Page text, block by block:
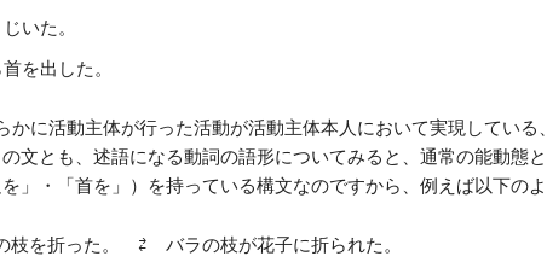
いた。
を出した。
かに活動主体が行った活動が活動主体本人において実現してい
文とも、述語になる動詞の語形についてみると、通常の能動態
」・「首を」）を持っている構文なのですから、例えば以下の
枝を折った。 ⇄ バラの枝が花子に折られた。